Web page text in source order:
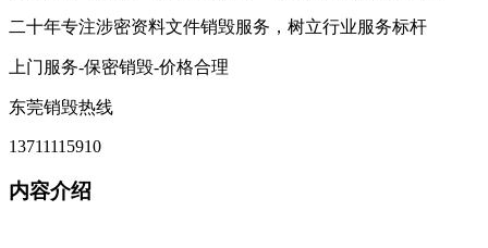
二十年专注涉密资料文件销毁服务，树立行业服务标杆
上门服务-保密销毁-价格合理
东莞销毁热线
13711115910
内容介绍